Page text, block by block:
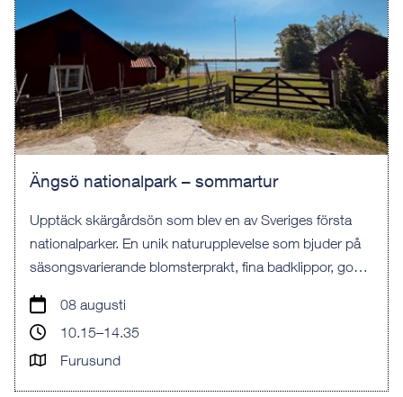
Ängsö nationalpark – sommartur
Upptäck skärgårdsön som blev en av Sveriges första
nationalparker. En unik naturupplevelse som bjuder på
säsongsvarierande blomsterprakt, fina badklippor, goda
08 augusti
10.15–14.35
Furusund